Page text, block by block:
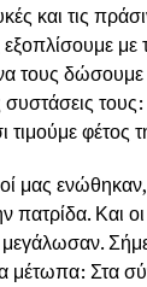
και τις
τους
συστάσεις
τιμούμε φέτος
μας
Και οι
μεγάλωσαν.
μέτωπα: Στα